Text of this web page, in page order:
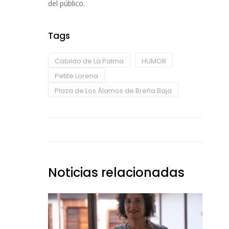
del público.
Tags
Cabildo de La Palma
HUMOR
Petite Lorena
Plaza de Los Álamos de Breña Baja
Noticias relacionadas